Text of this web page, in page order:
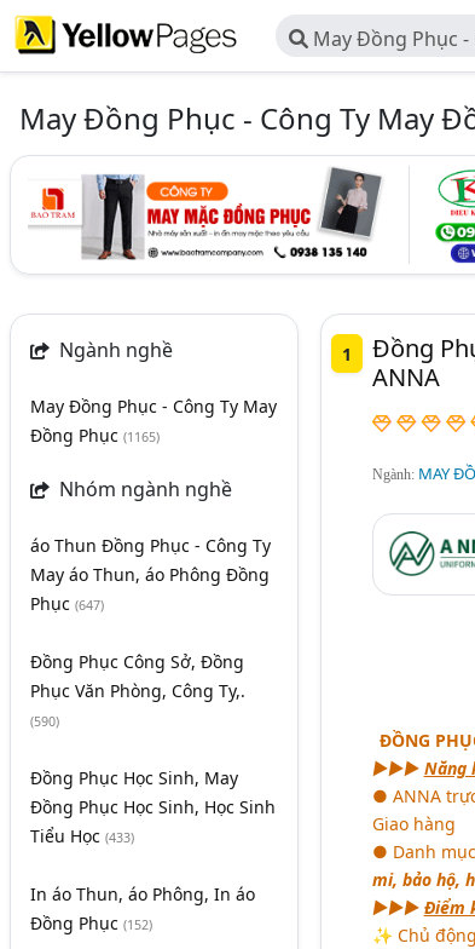
May Đồng Phục
May Đồng Phục - Công Ty May
Ngành nghề
May Đồng Phục - Công Ty May
Đồng Phục (1165)
Nhóm ngành nghề
áo Thun Đồng Phục - Công Ty
May áo Thun, áo Phông Đồng
Phục (647)
Đồng Phục Công Sở, Đồng
Phục Văn Phòng, Công Ty,.
(590)
Đồng Phục Học Sinh, May
Đồng Phục Học Sinh, Học Sinh
Tiểu Học (433)
In áo Thun, áo Phông, In áo
Đồng Phục (152)
1
Đồng
ANNA
Ngành: MAY
ĐỒNG
►►► Năng
● ANNA
Giao hàng
● Danh
mi, bảo hộ,
►►► Điểm
✨ Chủ